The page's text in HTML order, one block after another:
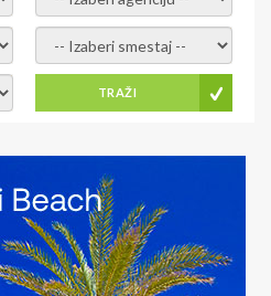
- Izaberite smestaj -
TRAŽI